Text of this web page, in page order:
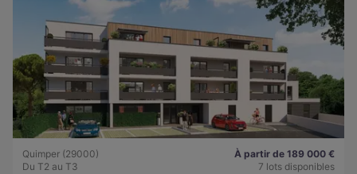
Quimper (29000)
Du T2 au T3
À partir de 189 000 €
7 lots disponibles